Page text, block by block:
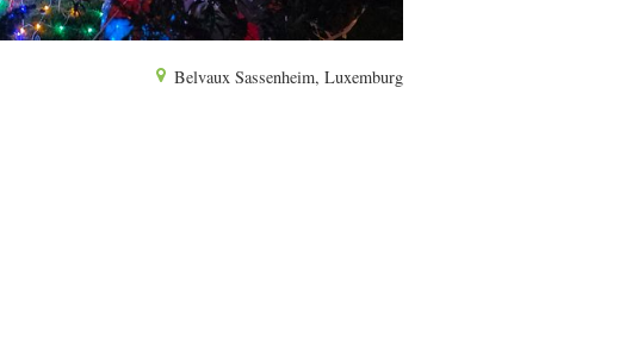
Belvaux Sassenheim, Luxemburg